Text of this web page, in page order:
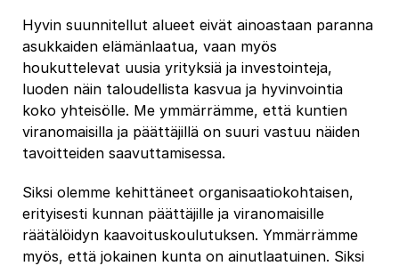
Hyvin suunnitellut alueet eivät ainoastaan paranna
asukkaiden elämänlaatua, vaan myös
houkuttelevat uusia yrityksiä ja investointeja,
luoden näin taloudellista kasvua ja hyvinvointia
koko yhteisölle. Me ymmärrämme, että kuntien
viranomaisilla ja päättäjillä on suuri vastuu näiden
tavoitteiden saavuttamisessa.
Siksi olemme kehittäneet organisaatiokohtaisen,
erityisesti kunnan päättäjille ja viranomaisille
räätälöidyn kaavoituskoulutuksen. Ymmärrämme
myös, että jokainen kunta on ainutlaatuinen. Siksi